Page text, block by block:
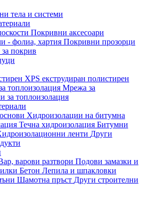
тела и системи
Покривни аксесоари
- фолиа, хартия Покривни прозорци
покрив
XPS екструдиран полистирен
топлоизолация Мрежа за
за топлоизолация
Хидроизолации на битумна
Течна хидроизолация Битумни
ленти Други
варови разтвори Подови замазки и
Бетон Лепила и шпакловки
Шамотна пръст Други строителни